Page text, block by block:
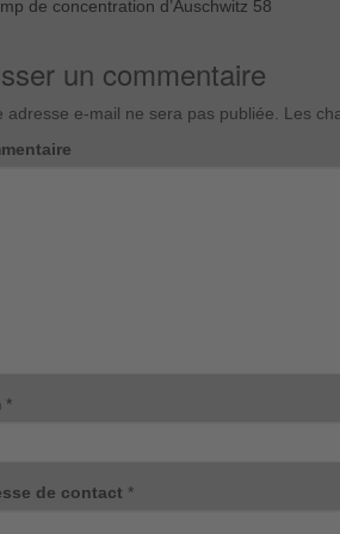
de concentration d’Auschwitz 58
un commentaire
adresse e-mail ne sera pas publiée. Les
*
de contact *